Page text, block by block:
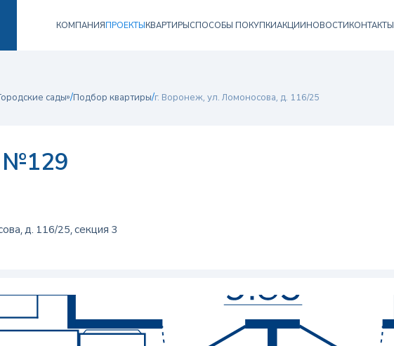
КОМПАНИЯПРОЕКТЫКВАРТИРЫСПОСОБЫ ПОКУПКИАКЦИИНОВОСТИКОНТАКТЫ
сады»/Подбор квартиры/г. Воронеж, ул. Ломоносова, д. 116/25
№129
д. 116/25, секция 3